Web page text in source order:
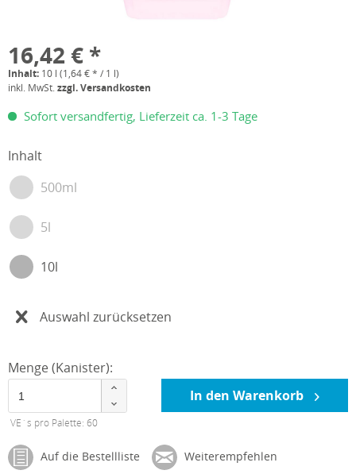
16,42 € *
Inhalt: 10 l (1,64 € * / 1 l)
inkl. MwSt.zzgl. Versandkosten
Sofort versandfertig, Lieferzeit ca. 1-3 Tage
Inhalt
500ml
5l
10l
Auswahl zurücksetzen
Menge (Kanister):
VE´s pro Palette: 60
In den Warenkorb
Auf die Bestellliste Weiterempfehlen